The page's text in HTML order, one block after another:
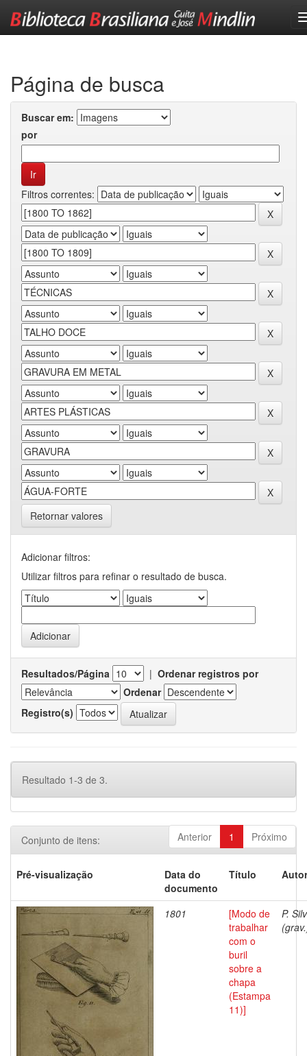
Página de busca
Buscar em:
por
Filtros correntes:
Retornar valores
Adicionar filtros:
Utilizar filtros para refinar o resultado de busca.
Resultados/Página | Ordenar registros por
Ordenar
Registro(s)
Resultado 1-3 de 3.
Anterior 1 Próximo
Conjunto de itens:
Pré-visualização
Data do
documento
Título
1801
[Modo de
trabalhar
com o
buril
sobre a
chapa
(Estampa
11)]
P.